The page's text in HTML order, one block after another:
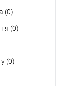
(0)
(0)
(0)